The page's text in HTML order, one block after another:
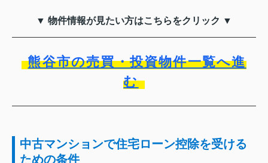
▼ 物件情報が見たい方はこちらをクリック ▼
熊谷市の売買・投資物件一覧へ進
む
中古マンションで住宅ローン控除を受ける
ための条件